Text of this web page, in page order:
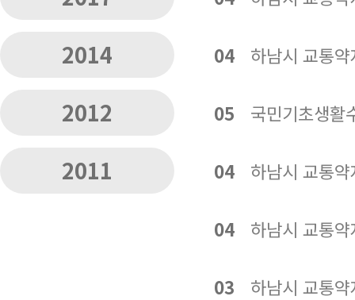
2014
2012
2011
04 하남시 교통
05 국민기초생활
04 하남시 교통
04 하남시 교통
03 하남시 교통